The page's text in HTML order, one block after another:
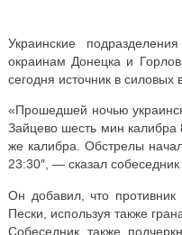
Украинские
окраинам Донецка и
сегодня источник в силовых
«Прошедшей ночью
Зайцево шесть мин
же калибра. Обстрелы
23:30″, — сказал собеседник
Он добавил, что
Пески, используя также
Собеседник также